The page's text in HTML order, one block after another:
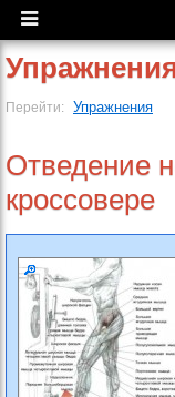
Перейти: Упражнения
Отведение
кроссовере